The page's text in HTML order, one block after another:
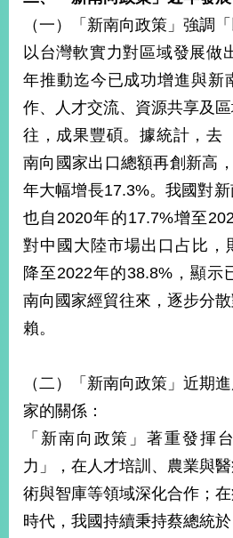
部
信
箱
粉
絲
專
頁
LINEInstagram
X平台
(原推特)
政
府
網
站
資
料
放
宣
告
隱
私
權
保
護
（一）「新南向政策」強調
以台灣軟實力對區域發展做
年推動迄今已成功增進與新
作、人才交流、資源共享及
往，成果豐碩。據統計，去
南向國家出口總額再創新高
年大幅增長17.3%。我國對新
也自2020年的17.7%增至
對中國大陸市場出口占比，
降至2022年的38.8%，顯示
南向國家經貿往來，逐步分
賴。
（二）「新南向政策」近期
家的關係：
「新南向政策」著重發揮
力」，在人才培訓、農業與
術與智庫等領域深化合作；
時代，我國持續秉持蔡總統